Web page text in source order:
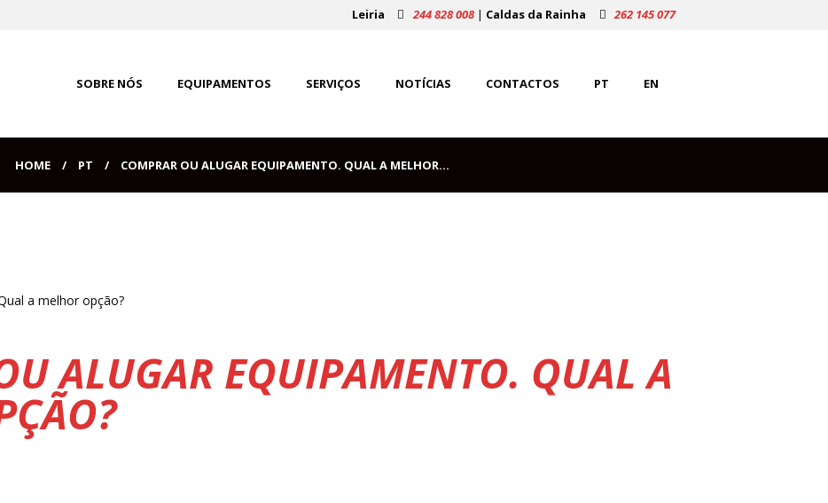
Leiria 244 828 008 | Caldas da Rainha 262 145 077
SOBRE NÓS EQUIPAMENTOS SERVIÇOS NOTÍCIAS CONTACTOS PT EN
HOME PT COMPRAR OU ALUGAR EQUIPAMENTO. QUAL A MELHOR...
ALUGAR EQUIPAMENTO. QUAL A